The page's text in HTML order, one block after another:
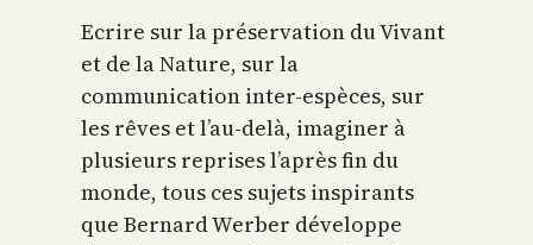
Ecrire sur la préservation du Vivant
et de la Nature, sur la
communication inter-espèces, sur
les rêves et l’au-delà, imaginer à
plusieurs reprises l’après fin du
monde, tous ces sujets inspirants
que Bernard Werber développe